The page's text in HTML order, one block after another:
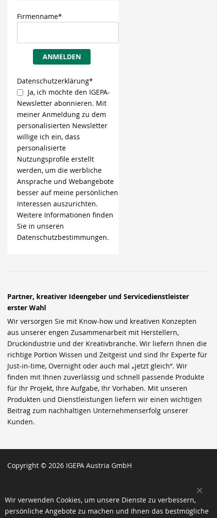
Firmenname*
ANMELDEN
Datenschutzerklärung*
Ja, ich möchte den IGEPA-
Newsletter abonnieren. Mit
meiner Anmeldung zu dem
personalisierten Newsletter
willige ich ein, dass
personalisierte
Nutzungsprofile erstellt
werden, um die werbliche
Ansprache und Webangebote
besser auf meine persönlichen
Interessen auszurichten.
Weitere Informationen finden
Sie in unseren
Datenschutzbestimmungen.
Partner, kreativer Ideengeber und Servicedienstleister
erster Wahl
Wir versorgen Sie mit Know-how und kreativen Konzepten
aus unserer engen Zusammenarbeit mit Herstellern,
Druckindustrie und der Kreativbranche. Wir liefern Ihnen die
richtige Portion Wissen und Zeitgeist und sind Ihr Experte für
Just-in-time, Overnight oder auch mal „jetzt gleich“. Wir
finden mit Ihnen zuverlässig und schnell passende Produkte
für Ihr Projekt, Ihre Aufgabe, Ihr Vorhaben. Mit unseren
Produkten und Dienstleistungen liefern wir einen wichtigen
Beitrag zum nachhaltigen Unternehmenserfolg unserer
Kunden.
Copyright © 2026 IGEPA Austria GmbH
Wir verwenden Cookies, um unsere Dienste zu verbessern,
persönliche Angebote zu machen und Ihnen das bestmögliche